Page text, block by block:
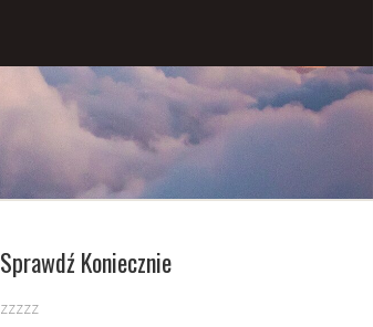
Sprawdź Koniecznie
zzzzz